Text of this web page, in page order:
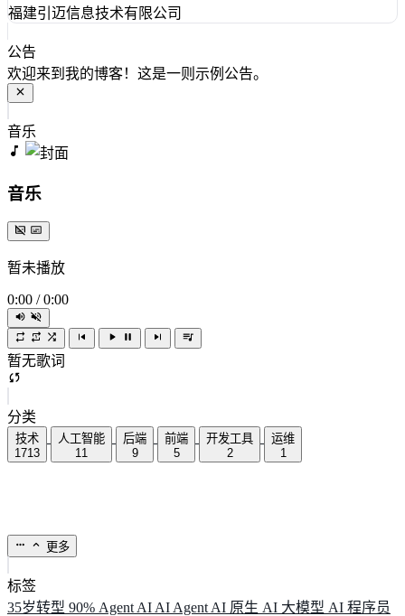
福建引迈信息技术有限公司
公告
欢迎来到我的博客！这是一则示例公告。
音乐
音乐
暂未播放
0:00 / 0:00
暂无歌词
分类
技术
1713
人工智能
11
后端
9
前端
5
开发工具
2
运维
1
更多
标签
35岁转型 90% Agent AI AI Agent AI 原生 AI 大模型 AI 程序员